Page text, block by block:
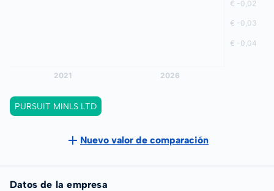
PURSUIT MINLS LTD
Nuevo valor de comparación
Datos de la empresa